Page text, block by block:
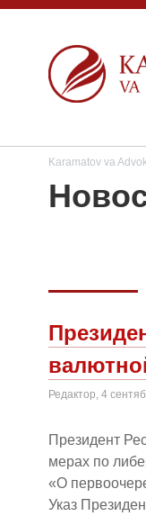
Karamatov va
Редактор, 4
Президент
мерах по
«О
Указ